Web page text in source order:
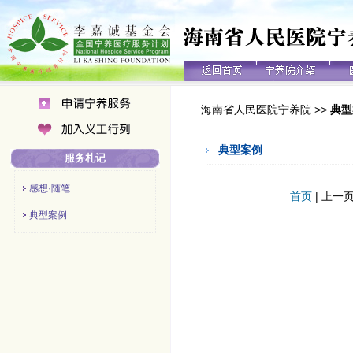
服务札记
感想·随笔
典型案例
海南省人民医院宁养院 >> 典
典型案例
首页 | 上一